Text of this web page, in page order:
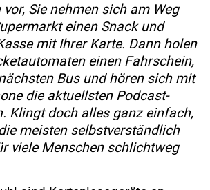
Sie nehmen sich am Weg
einen Snack und
mit Ihrer Karte. Dann holen
einen Fahrschein,
Bus und hören sich mit
die aktuellsten Podcast-
Klingt doch alles ganz einfach,
meisten selbstverständlich
viele Menschen schlichtweg